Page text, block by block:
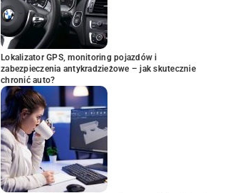
Lokalizator GPS, monitoring pojazdów i
zabezpieczenia antykradzieżowe – jak skutecznie
chronić auto?